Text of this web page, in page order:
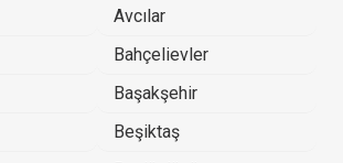
Avcılar
Bahçelievler
Başakşehir
Beşiktaş